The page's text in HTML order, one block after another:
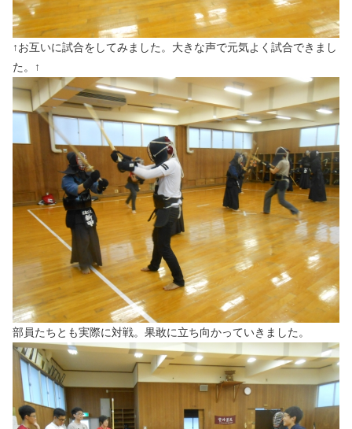
↑お互いに試合をしてみました。大きな声で元気よく試合できまし
た。↑
部員たちとも実際に対戦。果敢に立ち向かっていきました。